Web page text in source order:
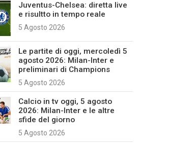
Juventus-Chelsea: diretta live
e risultto in tempo reale
5 Agosto 2026
Le partite di oggi, mercoledì 5
agosto 2026: Milan-Inter e
preliminari di Champions
5 Agosto 2026
Calcio in tv oggi, 5 agosto
2026: Milan-Inter e le altre
sfide del giorno
5 Agosto 2026